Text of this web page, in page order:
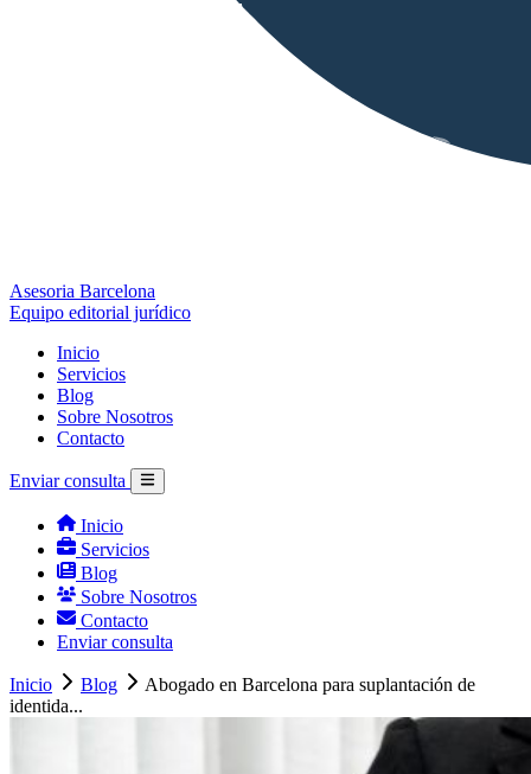
Asesoria Barcelona
Equipo editorial jurídico
Inicio
Servicios
Blog
Sobre Nosotros
Contacto
Enviar consulta
Inicio
Servicios
Blog
Sobre Nosotros
Contacto
Enviar consulta
Inicio Blog
Abogado en Barcelona para suplantación de
identida...